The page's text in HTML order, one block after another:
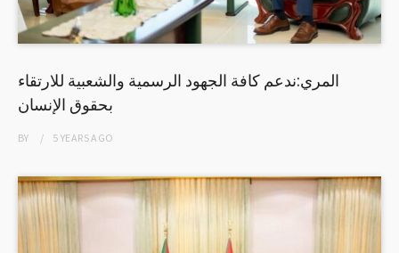
المري:ندعم كافة الجهود الرسمية والشعبية للارتقاء
بحقوق الإنسان
BY 5 YEARSAGO